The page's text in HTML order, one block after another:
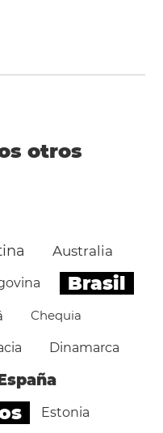
otros
Australia
Brasil
Chequia
Dinamarca
Estonia